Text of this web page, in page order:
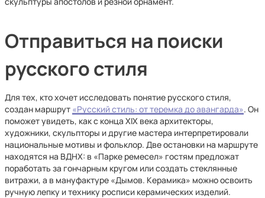
Отправиться на поиски
русского стиля
Для тех, кто хочет исследовать понятие русского стиля,
создан маршрут «Русский стиль: от теремка до авангарда». Он
поможет увидеть, как с конца XIX века архитекторы,
художники, скульпторы и другие мастера интерпретировали
национальные мотивы и фольклор. Две остановки на маршруте
находятся на ВДНХ: в «Парке ремесел» гостям предложат
поработать за гончарным кругом или создать стеклянные
витражи, а в мануфактуре «Дымов. Керамика» можно освоить
ручную лепку и технику росписи керамических изделий.